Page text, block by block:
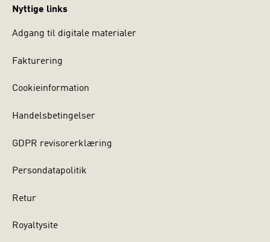
Nyttige links
Adgang til digitale materialer
Fakturering
Cookieinformation
Handelsbetingelser
GDPR revisorerklæring
Persondatapolitik
Retur
Royaltysite